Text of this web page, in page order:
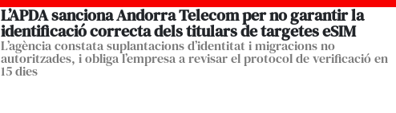
L’APDA sanciona Andorra Telecom per no garantir la
identificació correcta dels titulars de targetes eSIM
L’agència constata suplantacions d’identitat i migracions no
autoritzades, i obliga l’empresa a revisar el protocol de verificació en
15 dies